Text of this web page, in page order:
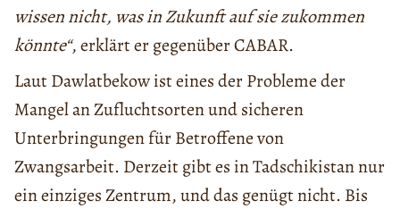
wissen nicht, was in Zukunft auf sie zukommen
könnte“, erklärt er gegenüber CABAR.
Laut Dawlatbekow ist eines der Probleme der
Mangel an Zufluchtsorten und sicheren
Unterbringungen für Betroffene von
Zwangsarbeit. Derzeit gibt es in Tadschikistan nur
ein einziges Zentrum, und das genügt nicht. Bis